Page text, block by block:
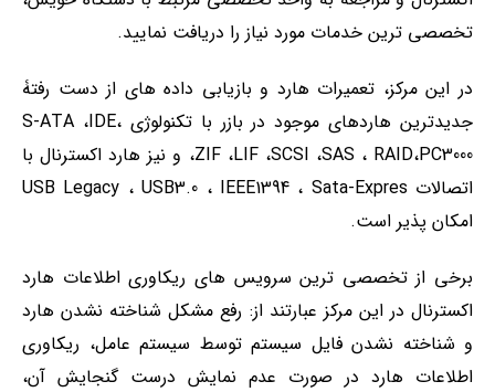
تخصصی ترین خدمات مورد نیاز را دریافت نمایید.
در این مرکز، تعمیرات هارد و بازیابی داده های از دست رفتۀ
جدیدترین هاردهای موجود در بازر با تکنولوژی ،S-ATA ،IDE
،ZIF ،LIF ،SCSI ،SAS ، RAID،PC3000 و نیز هارد اکسترنال با
اتصالات USB Legacy ، USB3.0 ، IEEE1394 ، Sata-Expres
امکان پذیر است.
برخی از تخصصی ترین سرویس های ریکاوری اطلاعات هارد
اکسترنال در این مرکز عبارتند از: رفع مشکل شناخته نشدن هارد
و شناخته نشدن فایل سیستم توسط سیستم عامل، ریکاوری
اطلاعات هارد در صورت عدم نمایش درست گنجایش آن،